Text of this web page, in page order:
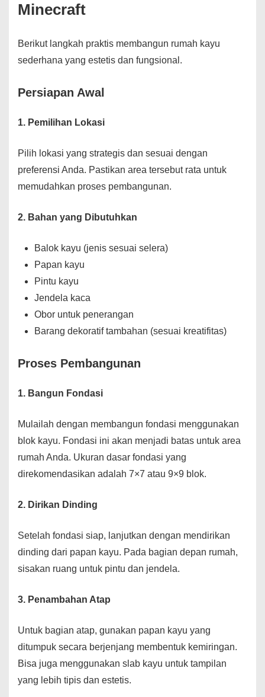
Minecraft
Berikut langkah praktis membangun rumah kayu
sederhana yang estetis dan fungsional.
Persiapan Awal
1. Pemilihan Lokasi
Pilih lokasi yang strategis dan sesuai dengan
preferensi Anda. Pastikan area tersebut rata untuk
memudahkan proses pembangunan.
2. Bahan yang Dibutuhkan
Balok kayu (jenis sesuai selera)
Papan kayu
Pintu kayu
Jendela kaca
Obor untuk penerangan
Barang dekoratif tambahan (sesuai kreatifitas)
Proses Pembangunan
1. Bangun Fondasi
Mulailah dengan membangun fondasi menggunakan
blok kayu. Fondasi ini akan menjadi batas untuk area
rumah Anda. Ukuran dasar fondasi yang
direkomendasikan adalah 7×7 atau 9×9 blok.
2. Dirikan Dinding
Setelah fondasi siap, lanjutkan dengan mendirikan
dinding dari papan kayu. Pada bagian depan rumah,
sisakan ruang untuk pintu dan jendela.
3. Penambahan Atap
Untuk bagian atap, gunakan papan kayu yang
ditumpuk secara berjenjang membentuk kemiringan.
Bisa juga menggunakan slab kayu untuk tampilan
yang lebih tipis dan estetis.